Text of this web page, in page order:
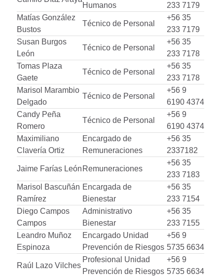
Humanos
233 7179
Matías González
Bustos
Técnico de Personal
+56 35
233 7179
Susan Burgos
León
Técnico de Personal
+56 35
233 7178
Tomas Plaza
Gaete
Técnico de Personal
+56 35
233 7178
Marisol Marambio
Delgado
Técnico de Personal
+56 9
6190 4374
Candy Peña
Romero
Técnico de Personal
+56 9
6190 4374
Maximiliano
Clavería Ortiz
Encargado de
Remuneraciones
+56 35
2337182
Jaime Farías León Remuneraciones
+56 35
233 7183
Marisol Bascuñán
Ramírez
Encargada de
Bienestar
+56 35
233 7154
Diego Campos
Campos
Administrativo
Bienestar
+56 35
233 7155
Leandro Muñoz
Espinoza
Encargado Unidad
Prevención de Riesgos
+56 9
5735 6634
Raúl Lazo Vilches
Profesional Unidad
Prevención de Riesgos
+56 9
5735 6634